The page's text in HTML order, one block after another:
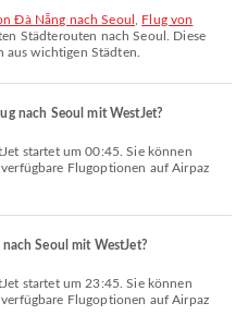
Đà Nẵng nach Seoul
Flug von
Städterouten nach Seoul. Diese
aus wichtigen Städten.
nach Seoul mit WestJet?
Flugoptionen auf Airpaz
Seoul mit WestJet?
Flugoptionen auf Airpaz